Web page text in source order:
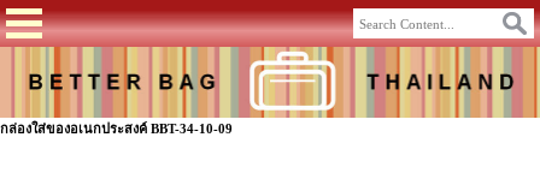
กล่องใส่ของอเนกประสงค์ BBT-34-10-09